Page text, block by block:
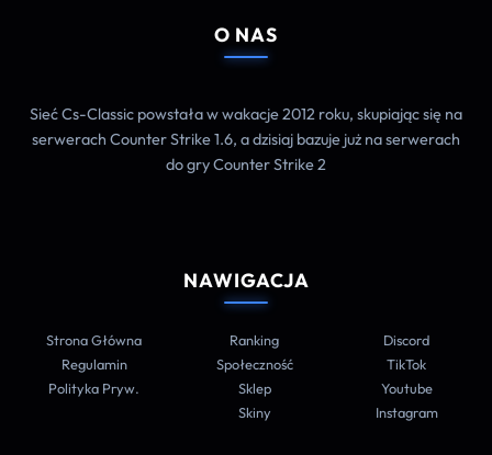
O NAS
Sieć Cs-Classic powstała w wakacje 2012 roku, skupiając się na
serwerach Counter Strike 1.6, a dzisiaj bazuje już na serwerach
do gry Counter Strike 2
NAWIGACJA
Strona Główna
Regulamin
Polityka Pryw.
Ranking
Społeczność
Sklep
Skiny
Discord
TikTok
Youtube
Instagram